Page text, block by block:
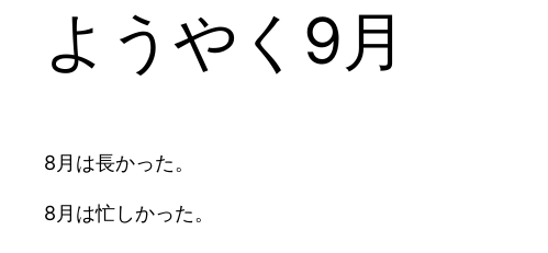
ようやく9月
8月は長かった。
8月は忙しかった。